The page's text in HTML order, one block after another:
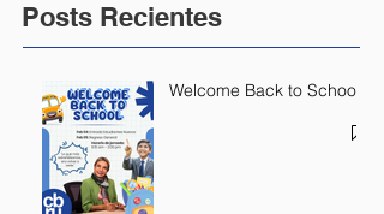
Posts Recientes
Welcome Back to School